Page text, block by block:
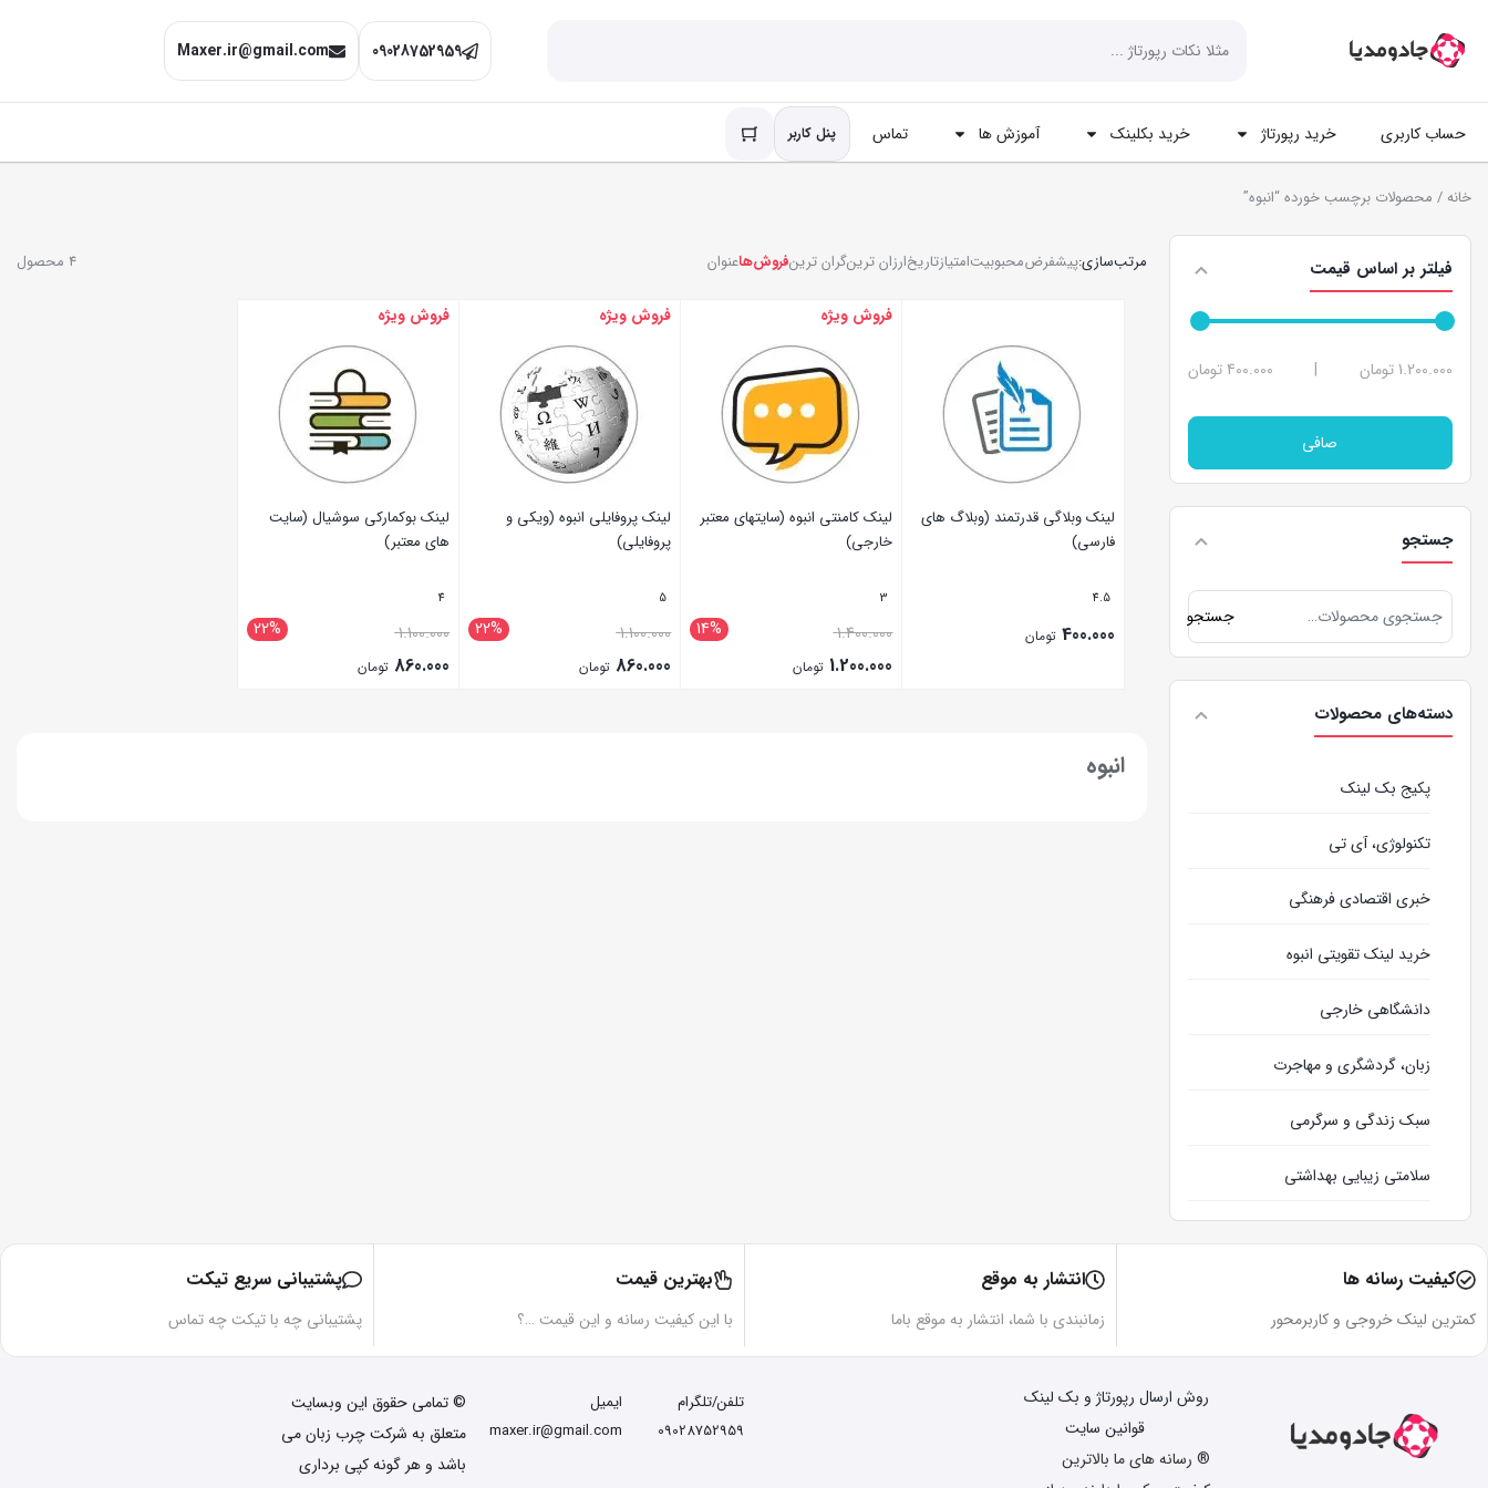
09028752959
Maxer.ir@gmail.com
حساب کاربری خرید رپورتاژ خرید بکلینک آموزش ها تماس پنل کاربر
خانه/ محصولات برچسب خورده “انبوه”
فیلتر بر اساس قیمت
400.000 تومان | 1.200.000 تومان
صافی
جستجو
جستجو
دسته‌های محصولات
پکیج بک لینک
تکنولوژی، آی تی
خبری اقتصادی فرهنگی
خرید لینک تقویتی انبوه
دانشگاهی خارجی
زبان، گردشگری و مهاجرت
سبک زندگی و سرگرمی
سلامتی زیبایی بهداشتی
4 محصول مرتب‌سازی:پیشفرضمحبوبیتامتیازتاریخارزان ترینگران ترینفروش‌هاعنوان
لینک وبلاگی قدرتمند (وبلاگ های
فارسی)
4.5
400.000 تومان
فروش ویژه
لینک کامنتی انبوه (سایتهای معتبر
خارجی)
3
14% 1.400.000
1.200.000 تومان
فروش ویژه
لینک پروفایلی انبوه (ویکی و
پروفایلی)
5
22% 1.100.000
860.000 تومان
فروش ویژه
لینک بوکمارکی سوشیال (سایت
های معتبر)
4
22% 1.100.000
860.000 تومان
انبوه
کیفیت رسانه ها
کمترین لینک خروجی و کاربرمحور
انتشار به موقع
زمانبندی با شما، انتشار به موقع باما
بهترین قیمت
با این کیفیت رسانه و این قیمت …؟
پشتیبانی سریع تیکت
پشتیبانی چه با تیکت چه تماس
روش ارسال رپورتاژ و بک لینک
قوانین سایت
® رسانه های ما بالاترین
تلفن/تلگرام
09028752959
ایمیل
maxer.ir@gmail.com
© تمامی حقوق این وبسایت
متعلق به شرکت چرب زبان می
باشد و هر گونه کپی برداری